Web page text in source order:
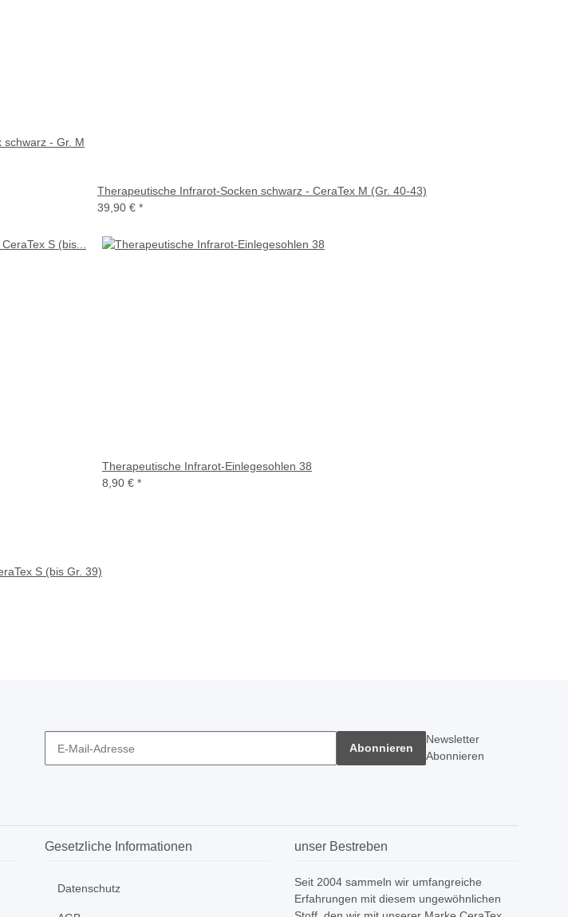
schwarz - Gr. M
Therapeutische Infrarot-Socken schwarz - CeraTex M (Gr. 40-43)
39,90 € *
S (bis Gr. 39)
Therapeutische Infrarot-Einlegesohlen 38
8,90 € *
Abonnieren
Newsletter
Abonnieren
Gesetzliche Informationen
Datenschutz
unser Bestreben
Seit 2004 sammeln wir umfangreiche
Erfahrungen mit diesem ungewöhnlichen